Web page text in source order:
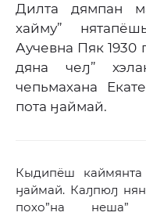
Дилта дямпан
хайму”
Аучевна Пяк
дяна чеԓ”
чепьмахана
пота ӈаймай.
Кыдипёш каймянта
ӈаймай. Каԓпюԓ
похо”на неша”